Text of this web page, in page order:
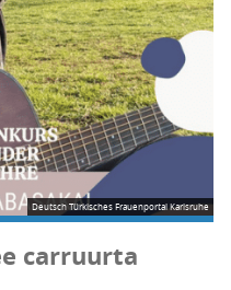
Deutsch Türkisches Frauenportal Karlsruhe
carruurta